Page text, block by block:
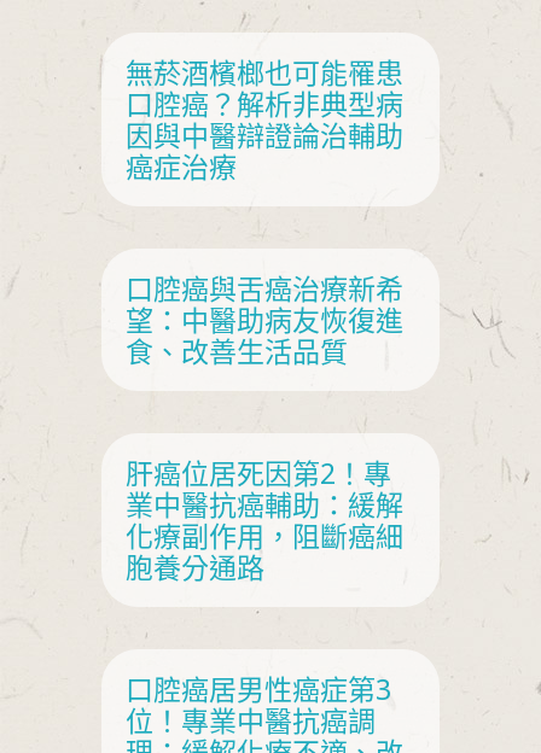
無菸酒檳榔也可能罹患
口腔癌？解析非典型病
因與中醫辯證論治輔助
癌症治療
口腔癌與舌癌治療新希
望：中醫助病友恢復進
食、改善生活品質
肝癌位居死因第2！專
業中醫抗癌輔助：緩解
化療副作用，阻斷癌細
胞養分通路
口腔癌居男性癌症第3
位！專業中醫抗癌調
大